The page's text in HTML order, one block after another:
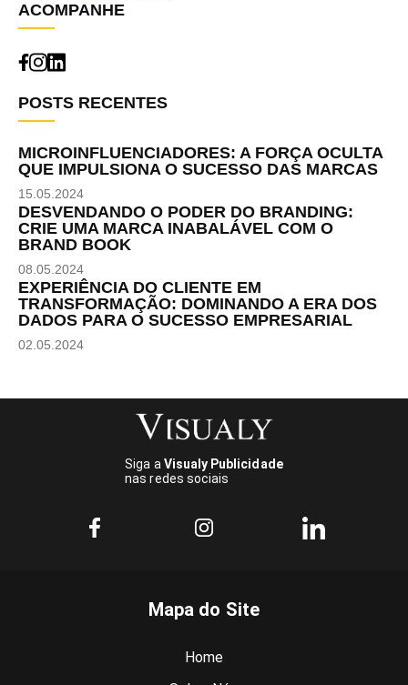
ACOMPANHE
POSTS RECENTES
MICROINFLUENCIADORES: A FORÇA OCULTA
QUE IMPULSIONA O SUCESSO DAS MARCAS
15.05.2024
DESVENDANDO O PODER DO BRANDING:
CRIE UMA MARCA INABALÁVEL COM O
BRAND BOOK
08.05.2024
EXPERIÊNCIA DO CLIENTE EM
TRANSFORMAÇÃO: DOMINANDO A ERA DOS
DADOS PARA O SUCESSO EMPRESARIAL
02.05.2024
Siga a Visualy Publicidade
nas redes sociais
Mapa do Site
Home